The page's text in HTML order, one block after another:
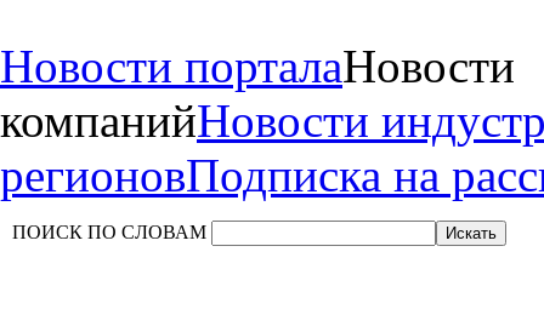
Новости порталаНовости
компанийНовости
регионовПодписка на
ПОИСК ПО СЛОВАМ